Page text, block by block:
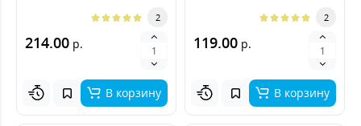
2
214.00 р.
В корзину
2
119.00 р.
В корзину